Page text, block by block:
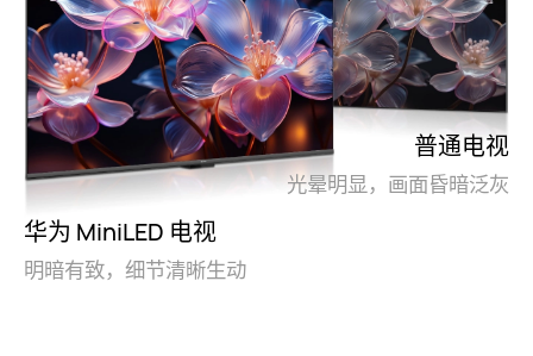
华为 MiniLED 电视
明暗有致，细节清晰生动
普通电视
光晕明显，画面昏暗泛灰